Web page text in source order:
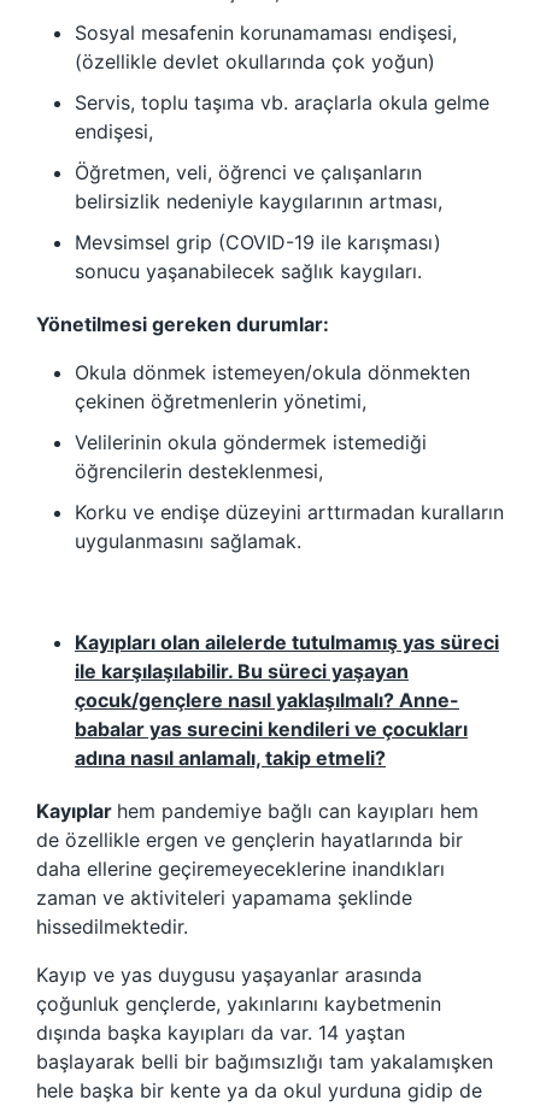
Sosyal mesafenin korunamaması endişesi,
(özellikle devlet okullarında çok yoğun)
Servis, toplu taşıma vb. araçlarla okula gelme
endişesi,
Öğretmen, veli, öğrenci ve çalışanların
belirsizlik nedeniyle kaygılarının artması,
Mevsimsel grip (COVID-19 ile karışması)
sonucu yaşanabilecek sağlık kaygıları.
Yönetilmesi gereken durumlar:
Okula dönmek istemeyen/okula dönmekten
çekinen öğretmenlerin yönetimi,
Velilerinin okula göndermek istemediği
öğrencilerin desteklenmesi,
Korku ve endişe düzeyini arttırmadan kuralların
uygulanmasını sağlamak.
Kayıpları olan ailelerde tutulmamış yas süreci
ile karşılaşılabilir. Bu süreci yaşayan
çocuk/gençlere nasıl yaklaşılmalı? Anne-
babalar yas surecini kendileri ve çocukları
adına nasıl anlamalı, takip etmeli?
Kayıplar hem pandemiye bağlı can kayıpları hem
de özellikle ergen ve gençlerin hayatlarında bir
daha ellerine geçiremeyeceklerine inandıkları
zaman ve aktiviteleri yapamama şeklinde
hissedilmektedir.
Kayıp ve yas duygusu yaşayanlar arasında
çoğunluk gençlerde, yakınlarını kaybetmenin
dışında başka kayıpları da var. 14 yaştan
başlayarak belli bir bağımsızlığı tam yakalamışken
hele başka bir kente ya da okul yurduna gidip de